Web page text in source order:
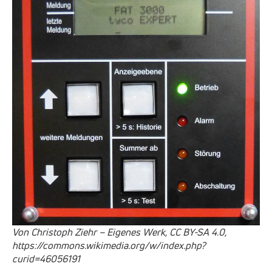
Von Christoph Ziehr – Eigenes Werk, CC BY-SA 4.0,
https://commons.wikimedia.org/w/index.php?
curid=46056191